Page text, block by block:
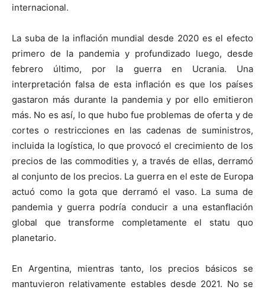
internacional.
La suba de la inflación mundial desde 2020 es el efecto
primero de la pandemia y profundizado luego, desde
febrero último, por la guerra en Ucrania. Una
interpretación falsa de esta inflación es que los países
gastaron más durante la pandemia y por ello emitieron
más. No es así, lo que hubo fue problemas de oferta y de
cortes o restricciones en las cadenas de suministros,
incluida la logística, lo que provocó el crecimiento de los
precios de las commodities y, a través de ellas, derramó
al conjunto de los precios. La guerra en el este de Europa
actuó como la gota que derramó el vaso. La suma de
pandemia y guerra podría conducir a una estanflación
global que transforme completamente el statu quo
planetario.
En Argentina, mientras tanto, los precios básicos se
mantuvieron relativamente estables desde 2021. No se